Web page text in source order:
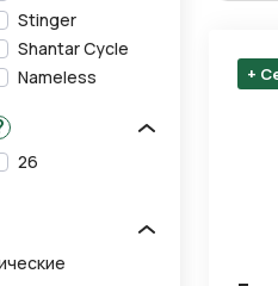
Stinger
Shantar Cycle
Nameless
26
+